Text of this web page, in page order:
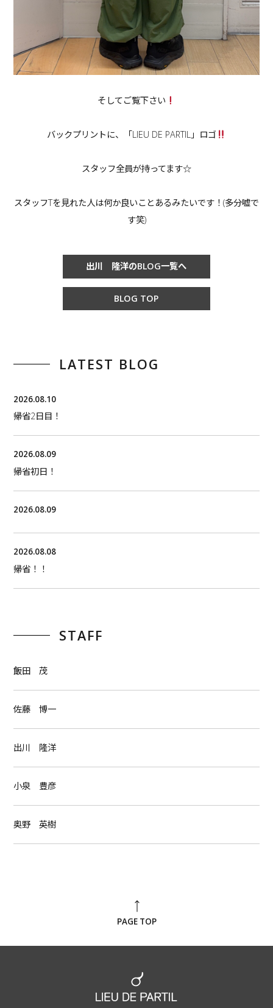
そしてご覧下さい
バックプリントに、「LIEU DE PARTIL」ロゴ
スタッフ全員が持ってます☆
スタッフTを見れた人は何か良いことあるみたいです！(多分嘘で
す笑)
出川 隆洋のBLOG一覧へ
BLOG TOP
LATEST BLOG
2026.08.10
帰省2日目！
2026.08.09
帰省初日！
2026.08.09
2026.08.08
帰省！！
STAFF
飯田 茂
佐藤 博一
出川 隆洋
小泉 豊彦
奥野 英樹
PAGE TOP